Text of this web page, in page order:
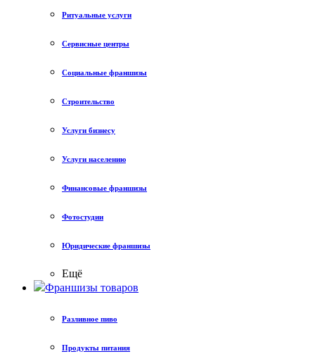
Ритуальные услуги
Сервисные центры
Социальные франшизы
Строительство
Услуги бизнесу
Услуги населению
Финансовые франшизы
Фотостудии
Юридические франшизы
Ещё
Франшизы товаров
Разливное пиво
Продукты питания